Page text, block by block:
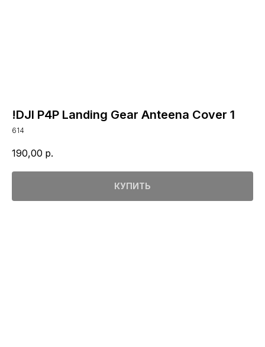
!DJI P4P Landing Gear Anteena Cover 1
614
190,00 р.
КУПИТЬ